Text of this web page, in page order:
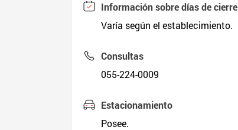
Información sobre días de cierre
Varía según el establecimiento.
Consultas
055-224-0009
Estacionamiento
Posee.